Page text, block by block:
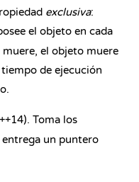
exclusiva:
el objeto en cada
el objeto muere
de ejecución
Toma los
un puntero